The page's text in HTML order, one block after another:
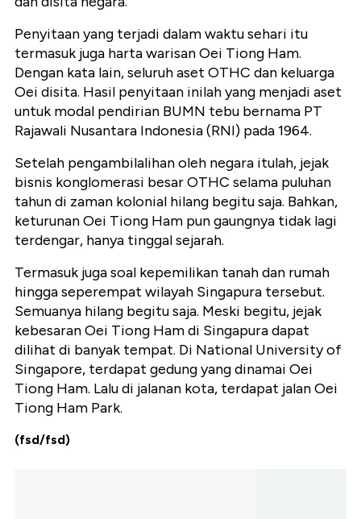
Penyitaan yang terjadi dalam waktu sehari itu
termasuk juga harta warisan Oei Tiong Ham.
Dengan kata lain, seluruh aset OTHC dan keluarga
Oei disita. Hasil penyitaan inilah yang menjadi aset
untuk modal pendirian BUMN tebu bernama PT
Rajawali Nusantara Indonesia (RNI) pada 1964.
Setelah pengambilalihan oleh negara itulah, jejak
bisnis konglomerasi besar OTHC selama puluhan
tahun di zaman kolonial hilang begitu saja. Bahkan,
keturunan Oei Tiong Ham pun gaungnya tidak lagi
terdengar, hanya tinggal sejarah.
Termasuk juga soal kepemilikan tanah dan rumah
hingga seperempat wilayah Singapura tersebut.
Semuanya hilang begitu saja. Meski begitu, jejak
kebesaran Oei Tiong Ham di Singapura dapat
dilihat di banyak tempat. Di National University of
Singapore, terdapat gedung yang dinamai Oei
Tiong Ham. Lalu di jalanan kota, terdapat jalan Oei
Tiong Ham Park.
(fsd/fsd)